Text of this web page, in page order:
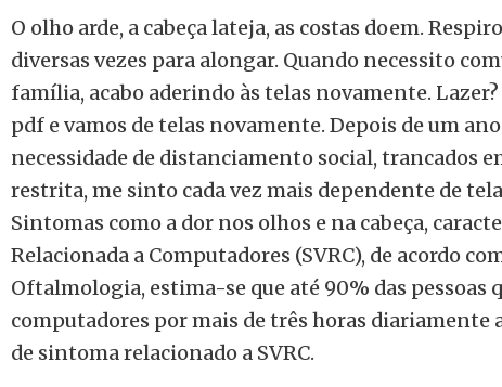
O olho arde, a cabeça lateja, as costas doem.
diversas vezes para alongar. Quando necessito
família, acabo aderindo às telas novamente.
pdf e vamos de telas novamente. Depois de um
necessidade de distanciamento social, trancados
restrita, me sinto cada vez mais dependente de
Sintomas como a dor nos olhos e na cabeça,
Relacionada a Computadores (SVRC), de acordo
Oftalmologia, estima-se que até 90% das pessoas
computadores por mais de três horas
de sintoma relacionado a SVRC.